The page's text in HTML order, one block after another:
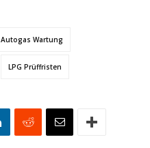
Autogas Wartung
LPG Prüffristen